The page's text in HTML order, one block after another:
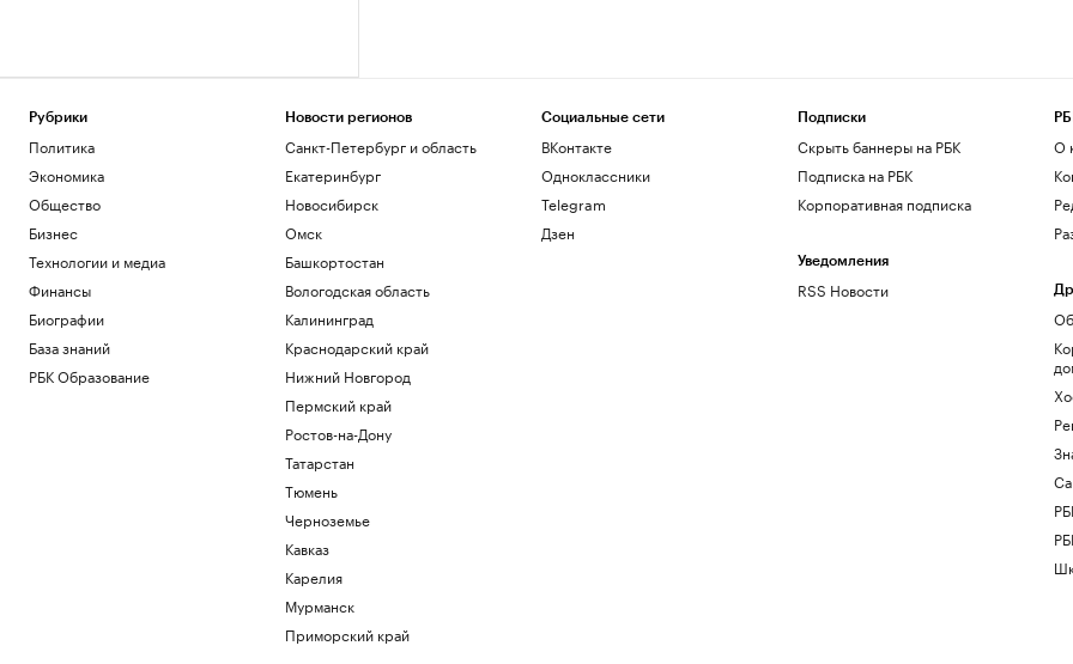
Рубрики
Политика
Экономика
Общество
Бизнес
Технологии и медиа
Финансы
Биографии
База знаний
РБК Образование
Новости регионов
Санкт-Петербург и область
Екатеринбург
Новосибирск
Омск
Башкортостан
Вологодская область
Калининград
Краснодарский край
Нижний Новгород
Пермский край
Ростов-на-Дону
Татарстан
Тюмень
Черноземье
Кавказ
Карелия
Мурманск
Приморский край
Социальные сети
ВКонтакте
Одноклассники
Telegram
Дзен
Подписки
Скрыть баннеры на РБК
Подписка на РБК
Корпоративная подписка
Уведомления
RSS Новости
О